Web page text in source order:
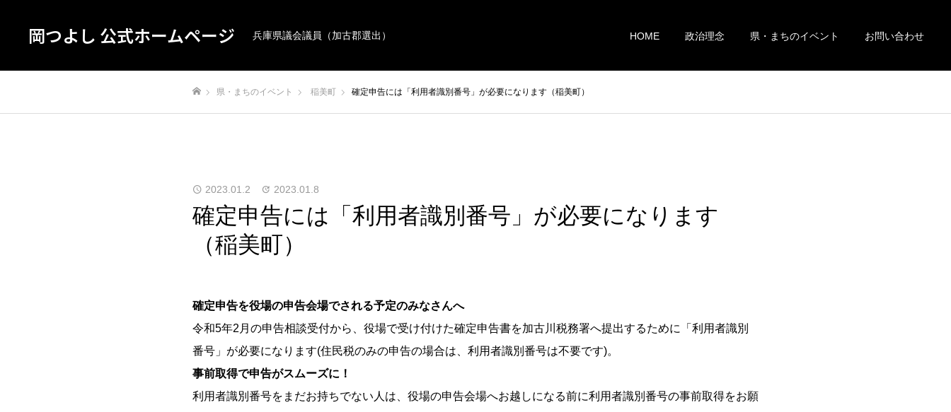
岡つよし 公式ホームページ 兵庫県議会議員（加古郡選出） HOME 政治理念 県・まちのイベント お問い合わせ
県・まちのイベント 稲美町 確定申告には「利用者識別番号」が必要になります（稲美町）
2023.01.2 2023.01.8
確定申告には「利用者識別番号」が必要になります
（稲美町）
確定申告を役場の申告会場でされる予定のみなさんへ
令和5年2月の申告相談受付から、役場で受け付けた確定申告書を加古川税務署へ提出するために「利用者識別
番号」が必要になります(住民税のみの申告の場合は、利用者識別番号は不要です)。
事前取得で申告がスムーズに！
利用者識別番号をまだお持ちでない人は、役場の申告会場へお越しになる前に利用者識別番号の事前取得をお願